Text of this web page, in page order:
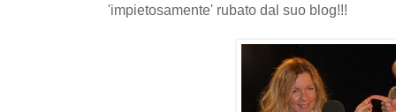
'impietosamente' rubato dal suo blog!!!